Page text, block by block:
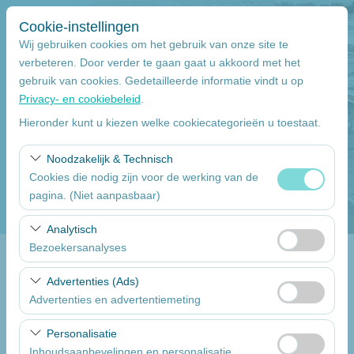
Cookie-instellingen
Wij gebruiken cookies om het gebruik van onze site te
verbeteren. Door verder te gaan gaat u akkoord met het
gebruik van cookies. Gedetailleerde informatie vindt u op
Privacy- en cookiebeleid
Hieronder kunt u kiezen welke cookiecategorieën u toestaat.
Noodzakelijk & Technisch
Cookies die nodig zijn voor de werking van de
pagina. (Niet aanpasbaar)
Deze cookies zijn noodzakelijk voor het correct
functioneren van de site, beveiliging, sessiebeheer en
basisfunctionaliteiten. Ze kunnen niet worden
uitgeschakeld.
Analytisch
Bezoekersanalyses
Deze cookies stellen ons in staat te analyseren hoe onze
website wordt gebruikt (aantal bezoekers, meest
bezochte pagina’s, gebruikersgedrag). Deze gegevens
worden gebruikt om de prestaties van de website te
meten en de gebruikerservaring voortdurend te
Advertenties (Ads)
Advertenties en advertentiemeting
Deze cookies stellen ons in staat om gepersonaliseerde
advertenties te tonen op basis van uw interesses en de
Personalisatie
Pickup Locatie
Mersin
Wilt u de auto inleveren op een ander locatie
Pickup datum
inlever datum & uur
Een lijst van de auto's